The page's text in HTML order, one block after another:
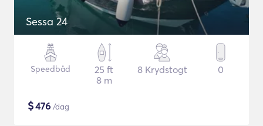
Sessa 24
Speedbåd
25 ft
8 m
8 Krydstogt 0
$476 /dag